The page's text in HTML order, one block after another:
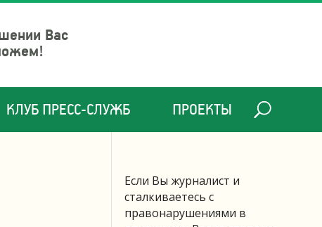
Вас
КЛУБ ПРЕСС-СЛУЖБ ПРОЕКТЫ
Если Вы журналист и
сталкиваетесь с
правонарушениями в